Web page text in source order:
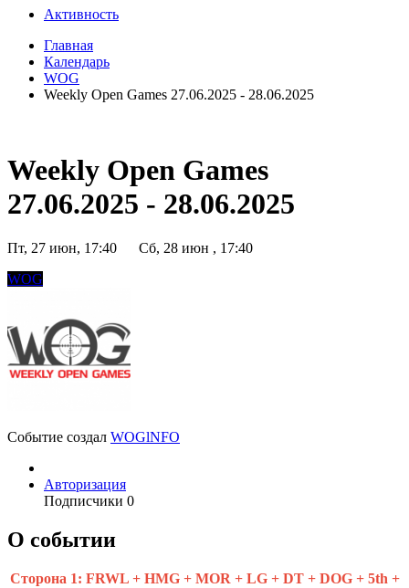
Активность
Главная
Календарь
WOG
Weekly Open Games 27.06.2025 - 28.06.2025
Weekly Open Games
27.06.2025 - 28.06.2025
Пт, 27 июн, 17:40
Сб, 28 июн , 17:40
WOG
Событие создал WOGlNFO
Авторизация
Подписчики 0
О событии
Cторона 1: FRWL + HMG + MOR + LG + DT + DOG + 5th +